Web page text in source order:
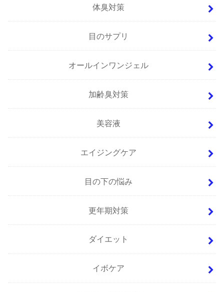
体臭対策
目のサプリ
オールインワンジェル
加齢臭対策
美容液
エイジングケア
目の下の悩み
更年期対策
ダイエット
イボケア